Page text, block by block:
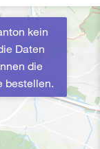
kein
Daten
die